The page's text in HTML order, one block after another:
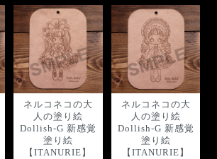
ネルコネコの大
人の塗り絵
Dollish-G 新感覚
塗り絵
【ITANURIE】
ネルコネコの大
人の塗り絵
Dollish-G 新感覚
塗り絵
【ITANURIE】